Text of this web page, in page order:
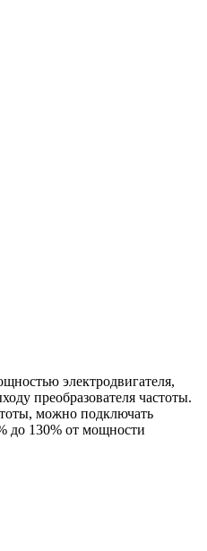
электродвигателя,
преобразователя частоты.
можно подключать
до 130% от мощности